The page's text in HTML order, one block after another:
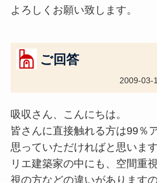
よろしくお願い致します。
ご回答
2009-03-
吸収さん、こんにちは。
皆さんに直接触れる方は99％
思っていただければと思いま
リエ建築家の中にも、空間重
視の方などの違いがあります